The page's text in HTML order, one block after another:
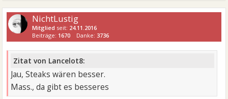
NichtLustig
Mitglied seit: 24.11.2016
Beiträge: 1670 Danke:3736
Zitat von Lancelot8:
Jau, Steaks wären besser.
Mass., da gibt es besseres